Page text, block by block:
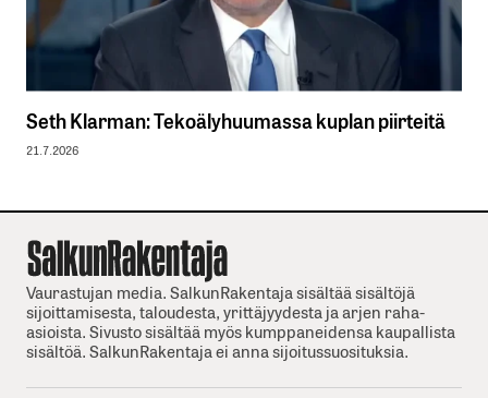
Seth Klarman: Tekoälyhuumassa kuplan piirteitä
21.7.2026
Vaurastujan media. SalkunRakentaja sisältää sisältöjä
sijoittamisesta, taloudesta, yrittäjyydesta ja arjen raha-
asioista. Sivusto sisältää myös kumppaneidensa kaupallista
sisältöä. SalkunRakentaja ei anna sijoitussuosituksia.